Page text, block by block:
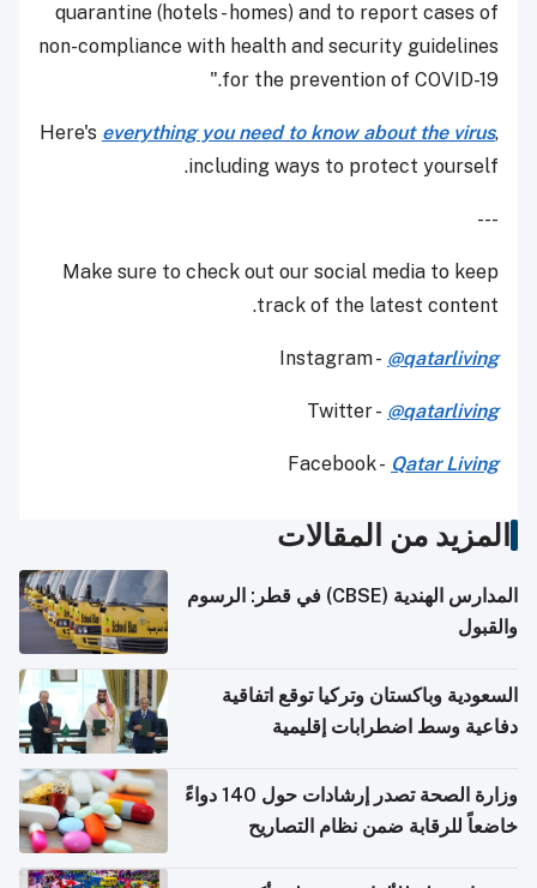
quarantine (hotels - homes) and to report cases of
non-compliance with health and security guidelines
for the prevention of COVID-19."
Here's everything you need to know about the virus,
including ways to protect yourself.
---
Make sure to check out our social media to keep
track of the latest content.
Instagram - @qatarliving
Twitter - @qatarliving
Facebook - Qatar Living
المزيد من المقالات
المدارس الهندية (CBSE) في قطر: الرسوم
والقبول
السعودية وباكستان وتركيا توقع اتفاقية
دفاعية وسط اضطرابات إقليمية
وزارة الصحة تصدر إرشادات حول 140 دواءً
خاضعاً للرقابة ضمن نظام التصاريح